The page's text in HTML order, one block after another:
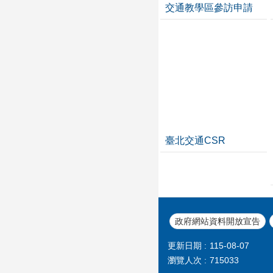
交通教學區參訪申請
臺北交通CSR
政府網站資料開放宣告
更新日期
115-08-07
瀏覽人次
715033